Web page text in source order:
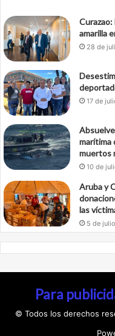
amarilla
28 de
17 de
marítima
muertos
10 de
Aruba y
las
5 de
Para
© Todos los derechos